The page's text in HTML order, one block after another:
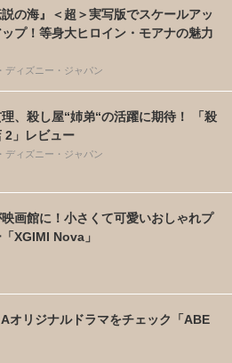
説の海』＜超＞実写版でスケールアッ
プ！等身大ヒロイン・モアナの魅力
ディズニー・ジャパン
、殺し屋“姉弟“の活躍に期待！ 「殺
2」レビュー
ディズニー・ジャパン
画館に！小さくて可愛いおしゃれプ
XGIMI Nova」
オリジナルドラマをチェック「ABE